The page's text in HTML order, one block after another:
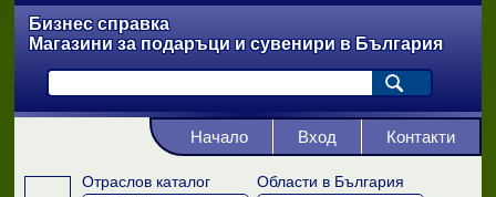
Бизнес справка
Магазини за подаръци и сувенири в България
Отраслов каталог Области в България
Начало Вход Контакти